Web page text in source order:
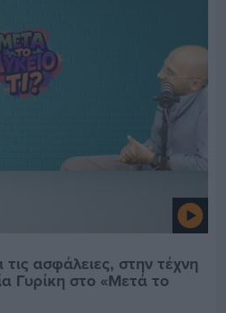
ασφάλειες, στην τέχνη
Γυρίκη στο «Μετά το